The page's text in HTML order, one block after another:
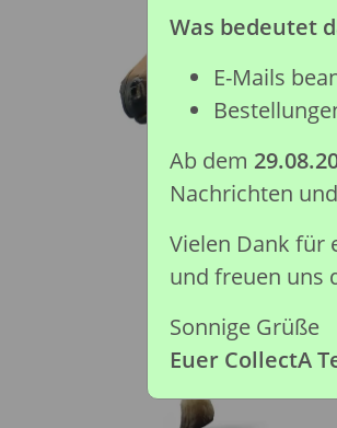
Was bedeutet
E-Mails
Ab dem
Nachrichten
Vielen Dank für
und freuen uns
Sonnige Grüße
Euer CollectA